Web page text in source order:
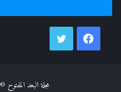
فيسبوك
مجلة البعد المفتوح © 2026 جميع الحقوق محفوظة